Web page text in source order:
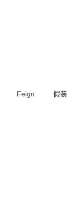
Feign 假装